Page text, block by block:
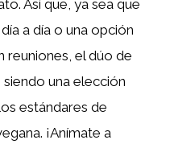
Así que, ya sea que
a día o una opción
reuniones, el dúo de
siendo una elección
estándares de
¡Anímate a